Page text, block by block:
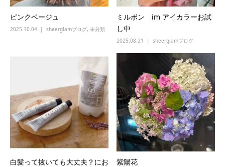
ピンクベージュ
2025.10.04 sheerglamブログ, 未分類
ミルボン im アイカラーお試
し中
2025.08.21 sheerglamブログ
白髪って抜いても大丈夫？にお
紫陽花